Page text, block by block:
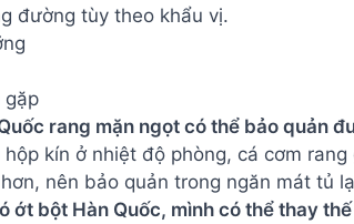
đường tùy theo khẩu vị.
gặp
rang mặn ngọt có thể bảo quản
hộp kín ở nhiệt độ phòng, cá cơm
nên bảo quản trong ngăn mát tủ
ớt bột Hàn Quốc, mình có thể thay